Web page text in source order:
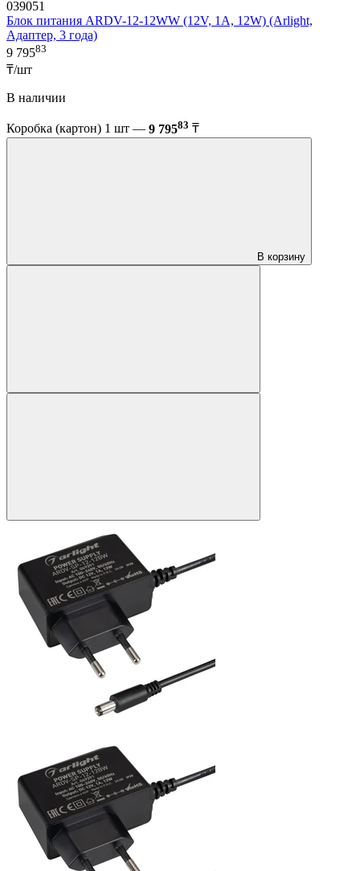
039051
Блок питания ARDV-12-12WW (12V, 1A, 12W) (Arlight,
Адаптер, 3 года)
9 79583
₸/шт
В наличии
Коробка (картон) 1 шт — 9 79583 ₸
В корзину